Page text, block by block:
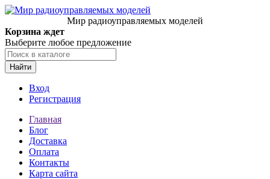
Мир радиоуправляемых моделей
Корзина ждет
Выберите любое предложение
Найти
Вход
Регистрация
Главная
Блог
Доставка
Оплата
Контакты
Карта сайта